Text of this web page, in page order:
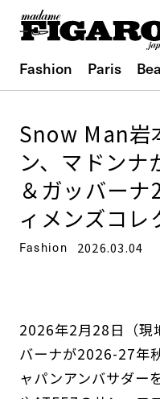
Fashion Paris
Snow Man岩
ン、マドンナ
＆ガッバー
ィメンズコレ
Fashion 2026.03.04
2026年2月28日（現
バーナが2026-27年
ャパンアンバサダー